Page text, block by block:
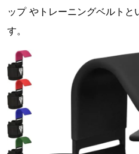
ップ やトレーニングベルトと
す。